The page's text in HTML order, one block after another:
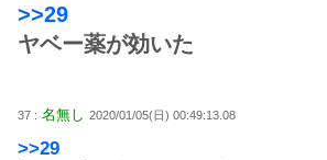
>>29
ヤベー薬が効いた
37 : 名無し 2020/01/05(日) 00:49:13.08
>>29